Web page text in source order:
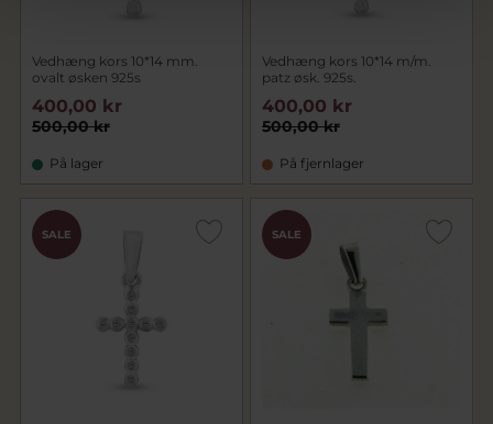
Vedhæng kors 10*14 mm.
ovalt øsken 925s
500,00 kr
400,00 kr
På lager
Vedhæng kors 10*14 m/m.
patz øsk. 925s.
500,00 kr
400,00 kr
På fjernlager
SALE SALE